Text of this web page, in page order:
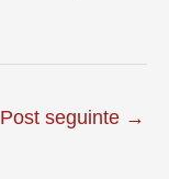
Post seguinte →